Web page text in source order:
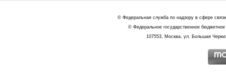
© Федеральная служба по надзору в сфере
© Федеральное государственное
107553, Москва, ул. Большая